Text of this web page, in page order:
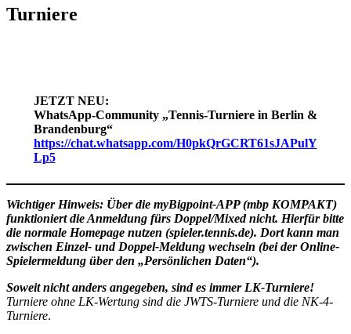
Turniere
JETZT NEU:
WhatsApp-Community „Tennis-Turniere in Berlin &
Brandenburg“
https://chat.whatsapp.com/H0pkQrGCRT61sJAPulY
Lp5
Wichtiger Hinweis: Über die myBigpoint-APP (mbp KOMPAKT)
funktioniert die Anmeldung fürs Doppel/Mixed nicht. Hierfür bitte
die normale Homepage nutzen (spieler.tennis.de). Dort kann man
zwischen Einzel- und Doppel-Meldung wechseln (bei der Online-
Spielermeldung über den „Persönlichen Daten“).
Soweit nicht anders angegeben, sind es immer LK-Turniere!
Turniere ohne LK-Wertung sind die JWTS-Turniere und die NK-4-
Turniere.